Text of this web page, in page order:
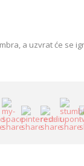
a uzvrat će se